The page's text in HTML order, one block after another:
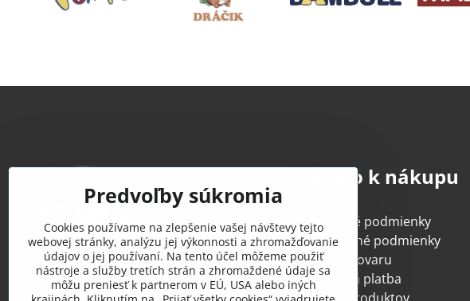
Všetko k nákupu
Obchodné podmienky
Reklamačné podmienky
Vrátenie tovaru
Doprava a platba
Predvoľby súkromia
Cookies používame na zlepšenie vašej návštevy tejto
webovej stránky, analýzu jej výkonnosti a zhromažďovanie
údajov o jej používaní. Na tento účel môžeme použiť
nástroje a služby tretích strán a zhromaždené údaje sa
môžu preniesť k partnerom v EÚ, USA alebo iných